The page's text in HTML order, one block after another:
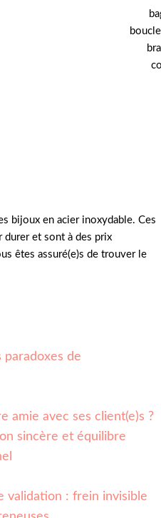
bijoux en acier inoxydable. Ces
durer et sont à des prix
êtes assuré(e)s de trouver le
de
amie avec ses client(e)s ?
sincère et équilibre
validation : frein invisible